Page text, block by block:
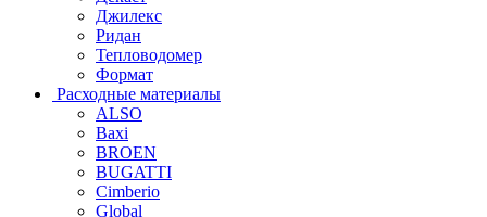
Джилекс
Ридан
Тепловодомер
Формат
Расходные материалы
ALSO
Baxi
BROEN
BUGATTI
Cimberio
Global